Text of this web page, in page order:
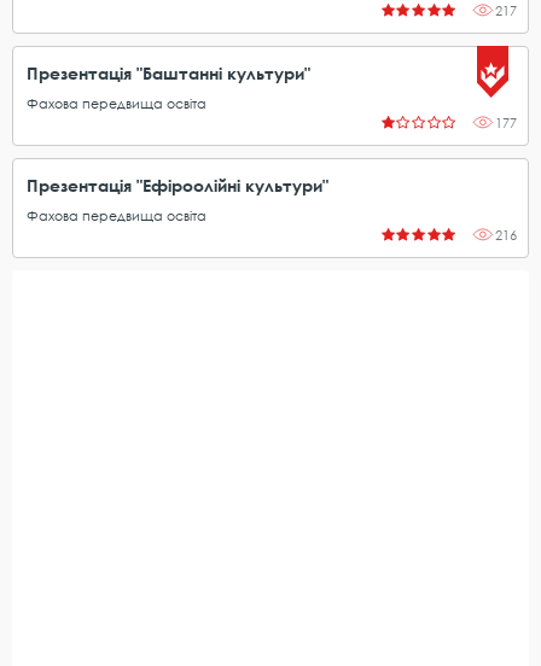
217
Презентація "Баштанні культури"
Фахова передвища освіта
177
Презентація "Ефіроолійні культури"
Фахова передвища освіта
216